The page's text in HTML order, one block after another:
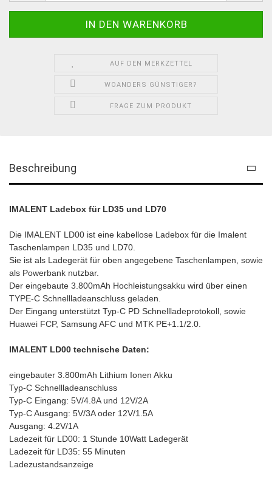
AUF DEN MERKZETTEL
WOANDERS GÜNSTIGER?
FRAGE ZUM PRODUKT
Beschreibung
IMALENT Ladebox für LD35 und LD70
Die IMALENT LD00 ist eine kabellose Ladebox für die Imalent
Taschenlampen LD35 und LD70.
Sie ist als Ladegerät für oben angegebene Taschenlampen, sowie
als Powerbank nutzbar.
Der eingebaute 3.800mAh Hochleistungsakku wird über einen
TYPE-C Schnellladeanschluss geladen.
Der Eingang unterstützt Typ-C PD Schnellladeprotokoll, sowie
Huawei FCP, Samsung AFC und MTK PE+1.1/2.0.
IMALENT LD00 technische Daten:
eingebauter 3.800mAh Lithium Ionen Akku
Typ-C Schnellladeanschluss
Typ-C Eingang: 5V/4.8A und 12V/2A
Typ-C Ausgang: 5V/3A oder 12V/1.5A
Ausgang: 4.2V/1A
Ladezeit für LD00: 1 Stunde 10Watt Ladegerät
Ladezeit für LD35: 55 Minuten
Ladezustandsanzeige